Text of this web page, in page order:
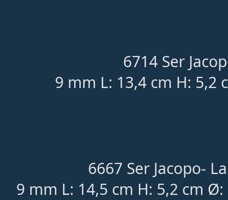
6714 Ser
9 mm L: 13,4 cm H: 5,2
6667 Ser Jacopo-
9 mm L: 14,5 cm H: 5,2 cm